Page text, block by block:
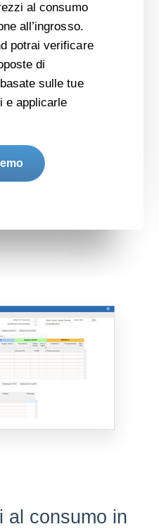
al consumo
all’ingrosso.
potrai verificare
di
sulle tue
e applicarle
al consumo in